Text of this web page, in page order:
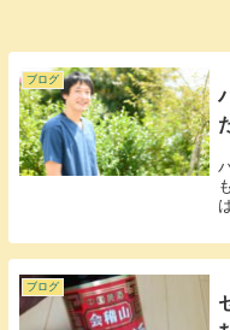
ブログ
ブログ